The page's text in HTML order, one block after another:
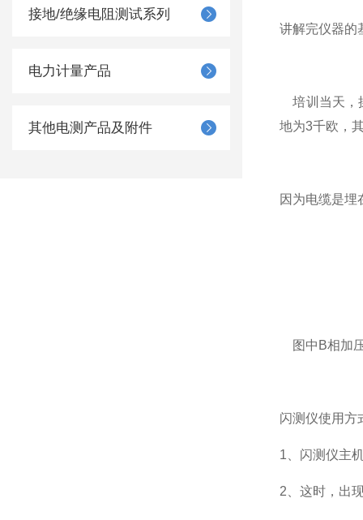
接地/绝缘电阻测试系列
电力计量产品
其他电测产品及附件
讲解完仪器的
培训当天，
地为3千欧，
因为电缆是埋
图中B相加
闪测仪使用方
1、闪测仪主
2、这时，出